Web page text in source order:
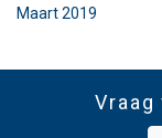
Maart 2019